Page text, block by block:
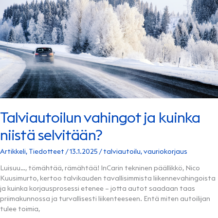
Talviautoilun vahingot ja kuinka
niistä selvitään?
Artikkeli, Tiedotteet /13.1.2025 /talviautoilu,vauriokorjaus
Luisuu…, tömähtää, rämähtää! InCarin tekninen päällikkö, Nico
Kuusimurto, kertoo talvikauden tavallisimmista liikennevahingoista
ja kuinka korjausprosessi etenee – jotta autot saadaan taas
priimakunnossa ja turvallisesti liikenteeseen. Entä miten autoilijan
tulee toimia,